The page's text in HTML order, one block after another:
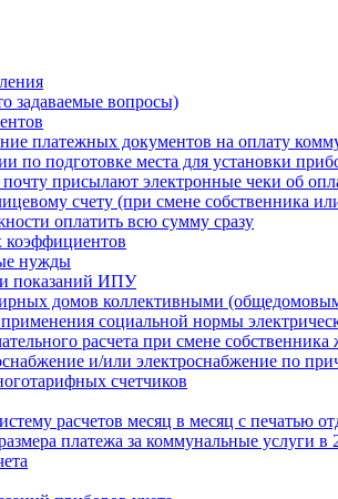
задаваемые вопросы)
платежных документов на оплату
по подготовке места для установки
присылают электронные чеки об
счету (при смене собственника
оплатить всю сумму сразу
нужды
показаний ИПУ
домов коллективными
социальной нормы
расчета при смене
и/или электроснабжение по
счетчиков
расчетов месяц в месяц с печатью
платежа за коммунальные услуги в